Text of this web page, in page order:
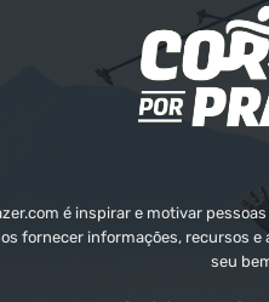
é inspirar e motivar
fornecer informações, recursos
seu